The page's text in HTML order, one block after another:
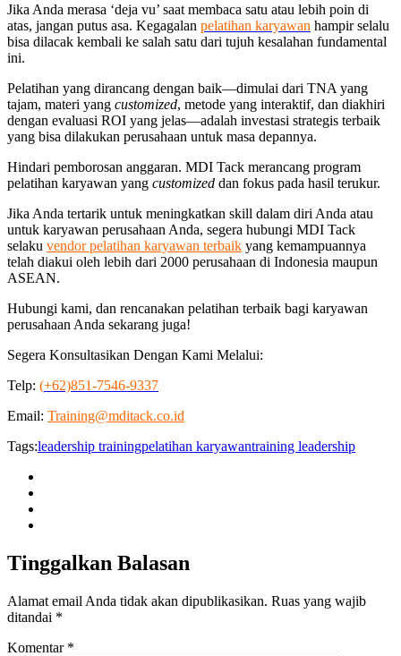
Jika Anda merasa ‘deja vu’ saat membaca satu atau lebih poin di
atas, jangan putus asa. Kegagalan pelatihan karyawan hampir selalu
bisa dilacak kembali ke salah satu dari tujuh kesalahan fundamental
ini.
Pelatihan yang dirancang dengan baik—dimulai dari TNA yang
tajam, materi yang customized, metode yang interaktif, dan diakhiri
dengan evaluasi ROI yang jelas—adalah investasi strategis terbaik
yang bisa dilakukan perusahaan untuk masa depannya.
Hindari pemborosan anggaran. MDI Tack merancang program
pelatihan karyawan yang customized dan fokus pada hasil terukur.
Jika Anda tertarik untuk meningkatkan skill dalam diri Anda atau
untuk karyawan perusahaan Anda, segera hubungi MDI Tack
selaku vendor pelatihan karyawan terbaik yang kemampuannya
telah diakui oleh lebih dari 2000 perusahaan di Indonesia maupun
ASEAN.
Hubungi kami, dan rencanakan pelatihan terbaik bagi karyawan
perusahaan Anda sekarang juga!
Segera Konsultasikan Dengan Kami Melalui:
Telp: (+62)851-7546-9337
Email: Training@mditack.co.id
Tags:leadership trainingpelatihan karyawantraining leadership
Tinggalkan Balasan
Alamat email Anda tidak akan dipublikasikan. Ruas yang wajib
ditandai *
Komentar *